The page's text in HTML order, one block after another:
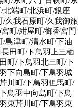
北端町/北浜町/銀座
/久我石原町/久我御旅
町/紺屋町/御香宮門
/島津町/清水町/下油
田町/下鳥羽上三栖
町/下鳥羽北三町/下
下向島町/下鳥羽城
川町/下鳥羽但馬町/
鳥羽中向島町/下鳥
東芹川町/下鳥羽東